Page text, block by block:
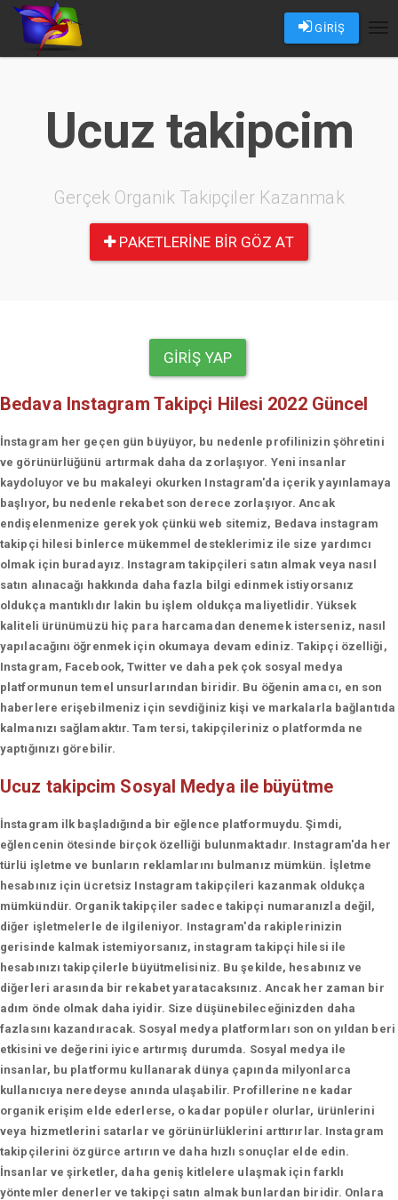
GİRİŞ
Ucuz takipcim
Gerçek Organik Takipçiler Kazanmak
PAKETLERINE BIR GÖZ AT
GIRIŞ YAP
Bedava Instagram Takipçi Hilesi 2022 Güncel
İnstagram her geçen gün büyüyor, bu nedenle profilinizin şöhretini
ve görünürlüğünü artırmak daha da zorlaşıyor. Yeni insanlar
kaydoluyor ve bu makaleyi okurken Instagram'da içerik yayınlamaya
başlıyor, bu nedenle rekabet son derece zorlaşıyor. Ancak
endişelenmenize gerek yok çünkü web sitemiz, Bedava instagram
takipçi hilesi binlerce mükemmel desteklerimiz ile size yardımcı
olmak için buradayız. Instagram takipçileri satın almak veya nasıl
satın alınacağı hakkında daha fazla bilgi edinmek istiyorsanız
oldukça mantıklıdır lakin bu işlem oldukça maliyetlidir. Yüksek
kaliteli ürünümüzü hiç para harcamadan denemek isterseniz, nasıl
yapılacağını öğrenmek için okumaya devam ediniz. Takipçi özelliği,
Instagram, Facebook, Twitter ve daha pek çok sosyal medya
platformunun temel unsurlarından biridir. Bu öğenin amacı, en son
haberlere erişebilmeniz için sevdiğiniz kişi ve markalarla bağlantıda
kalmanızı sağlamaktır. Tam tersi, takipçileriniz o platformda ne
yaptığınızı görebilir.
Ucuz takipcim Sosyal Medya ile büyütme
İnstagram ilk başladığında bir eğlence platformuydu. Şimdi,
eğlencenin ötesinde birçok özelliği bulunmaktadır. Instagram'da her
türlü işletme ve bunların reklamlarını bulmanız mümkün. İşletme
hesabınız için ücretsiz Instagram takipçileri kazanmak oldukça
mümkündür. Organik takipçiler sadece takipçi numaranızla değil,
diğer işletmelerle de ilgileniyor. Instagram'da rakiplerinizin
gerisinde kalmak istemiyorsanız, instagram takipçi hilesi ile
hesabınızı takipçilerle büyütmelisiniz. Bu şekilde, hesabınız ve
diğerleri arasında bir rekabet yaratacaksınız. Ancak her zaman bir
adım önde olmak daha iyidir. Size düşünebileceğinizden daha
fazlasını kazandıracak. Sosyal medya platformları son on yıldan beri
etkisini ve değerini iyice artırmış durumda. Sosyal medya ile
insanlar, bu platformu kullanarak dünya çapında milyonlarca
kullanıcıya neredeyse anında ulaşabilir. Profillerine ne kadar
organik erişim elde ederlerse, o kadar popüler olurlar, ürünlerini
veya hizmetlerini satarlar ve görünürlüklerini arttırırlar. Instagram
takipçilerini özgürce artırın ve daha hızlı sonuçlar elde edin.
İnsanlar ve şirketler, daha geniş kitlelere ulaşmak için farklı
yöntemler denerler ve takipçi satın almak bunlardan biridir. Onlara